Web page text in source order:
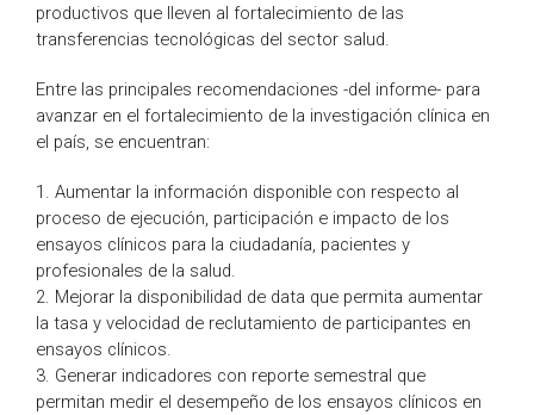
productivos que lleven al fortalecimiento de las
transferencias tecnológicas del sector salud.
Entre las principales recomendaciones -del informe- para
avanzar en el fortalecimiento de la investigación clínica en
el país, se encuentran:
1. Aumentar la información disponible con respecto al
proceso de ejecución, participación e impacto de los
ensayos clínicos para la ciudadanía, pacientes y
profesionales de la salud.
2. Mejorar la disponibilidad de data que permita aumentar
la tasa y velocidad de reclutamiento de participantes en
ensayos clínicos.
3. Generar indicadores con reporte semestral que
permitan medir el desempeño de los ensayos clínicos en